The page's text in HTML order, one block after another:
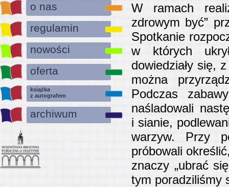
o nas
regulamin
nowości
oferta
książka
z autografem
archiwum
W ramach
zdrowym być”
Spotkanie
w których
dowiedziały się,
można
Podczas
naśladowali
i sianie,
warzyw. Przy
próbowali
znaczy „ubrać
tym poradziliśmy